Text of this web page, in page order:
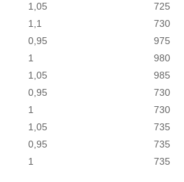
1,05
725
1,1
730
0,95
975
1
980
1,05
985
0,95
730
1
730
1,05
735
0,95
735
1
735